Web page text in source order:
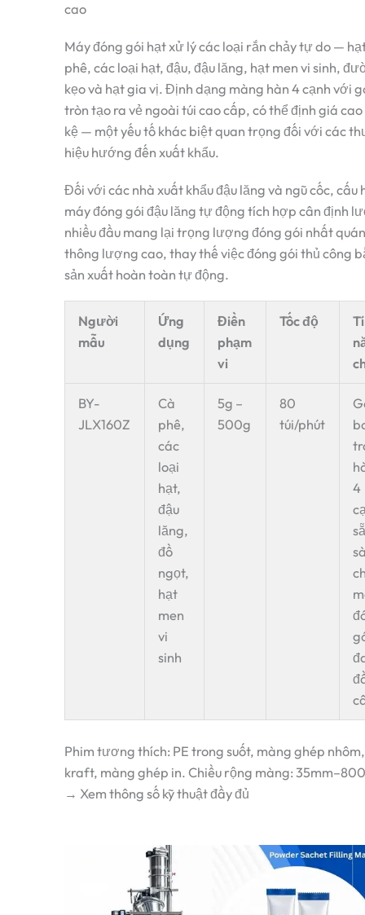
cao
Máy đóng gói hạt xử lý các loại rắn chảy tự do —
phê, các loại hạt, đậu, đậu lăng, hạt men vi sinh,
kẹo và hạt gia vị. Định dạng màng hàn 4 cạnh với
tròn tạo ra vẻ ngoài túi cao cấp, có thể định giá
kệ — một yếu tố khác biệt quan trọng đối với các
hiệu hướng đến xuất khẩu.
Đối với các nhà xuất khẩu đậu lăng và ngũ cốc, cấu
máy đóng gói đậu lăng tự động tích hợp cân định
nhiều đầu mang lại trọng lượng đóng gói nhất
thông lượng cao, thay thế việc đóng gói thủ công
sản xuất hoàn toàn tự động.
Người
mẫu
Ứng
dụng
Điền
phạm
vi
Tốc độ
BY-
JLX160Z
Cà
phê,
các
loại
hạt,
đậu
lăng,
đồ
ngọt,
hạt
men
vi
sinh
5g –
500g
80
túi/phút
4
Phim tương thích: PE trong suốt, màng ghép
kraft, màng ghép in. Chiều rộng màng:
→ Xem thông số kỹ thuật đầy đủ